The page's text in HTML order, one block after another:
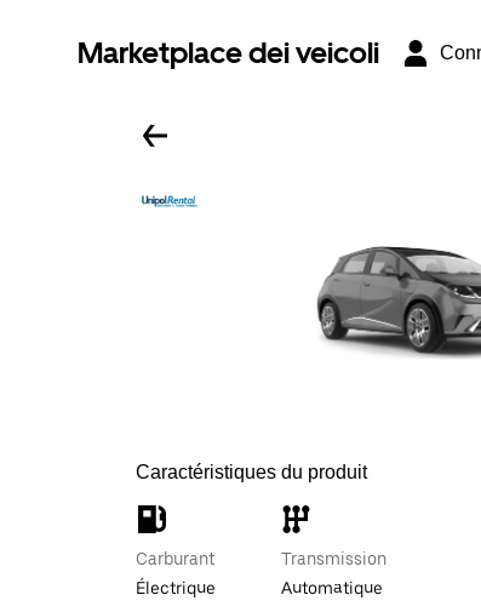
Marketplace dei veicoli
Caractéristiques du produit
Carburant
Électrique
Transmission
Automatique